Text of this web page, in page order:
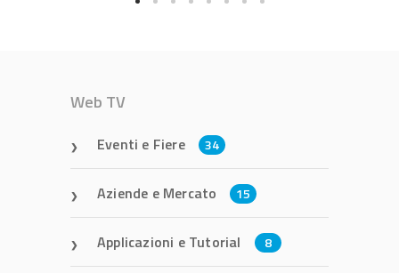
Web TV
Eventi e Fiere 34
Aziende e Mercato 15
Applicazioni e Tutorial 8